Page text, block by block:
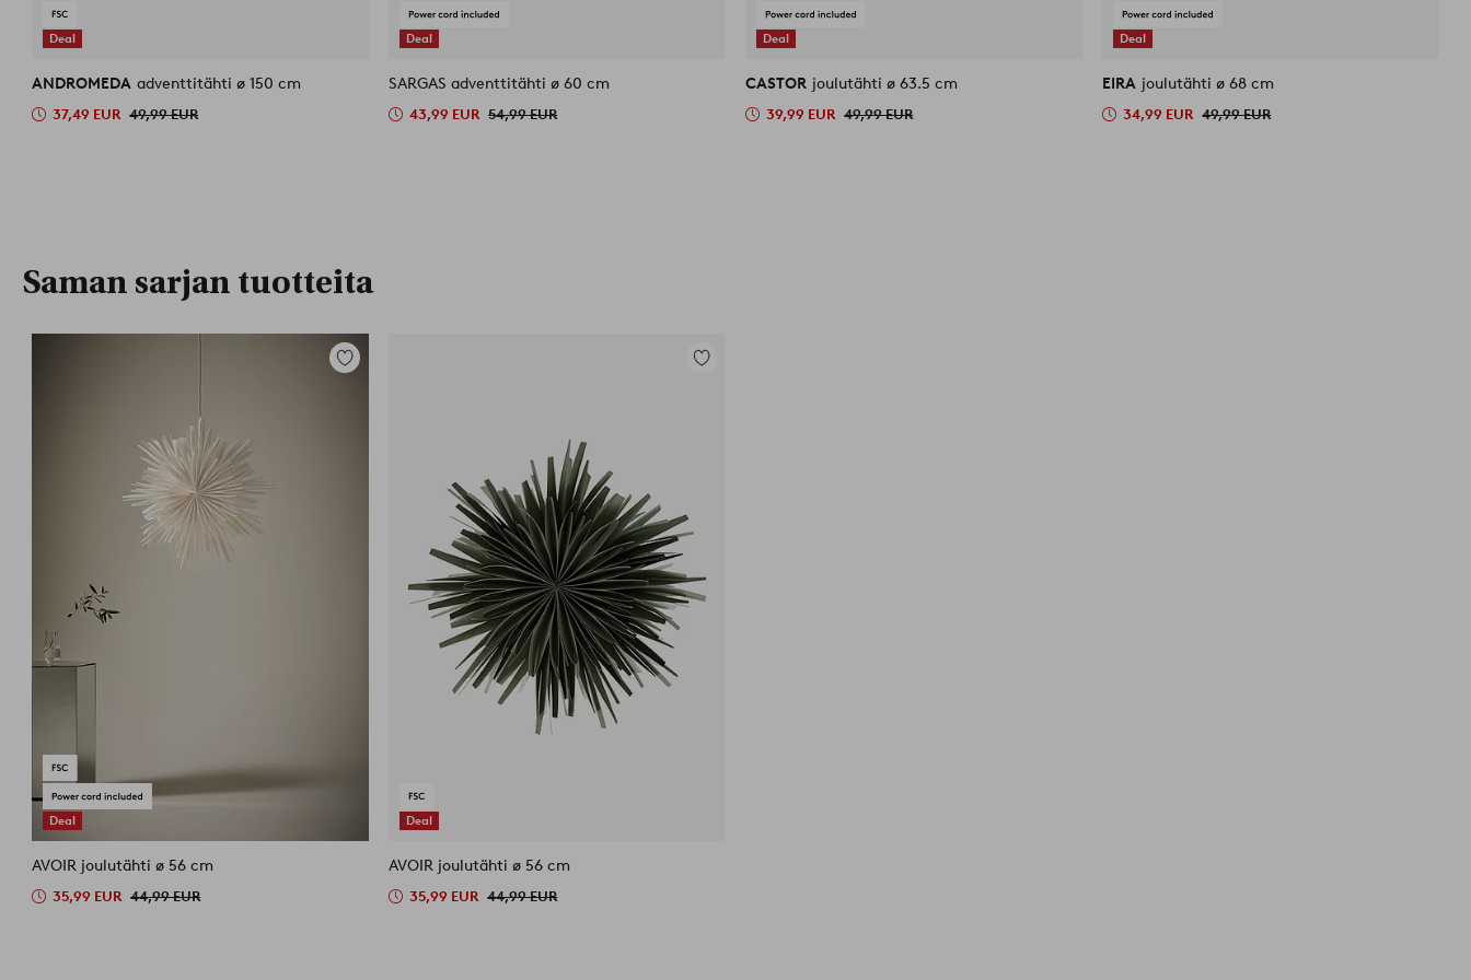
Deal
ANDROMEDA adventtitähti ø 150 cm
37,49 EUR 49,99 EUR
Deal
SARGAS adventtitähti ø 60 cm
43,99 EUR 54,99 EUR
Deal
CASTOR joulutähti ø 63.5 cm
39,99 EUR 49,99 EUR
Deal
EIRA joulutähti ø 68 cm
34,99 EUR 49,99 EUR
Saman sarjan tuotteita
Deal
Lisää
AVOIR joulutähti ø 56 cm
35,99 EUR 44,99 EUR
Deal
Lisää
AVOIR joulutähti ø 56 cm
35,99 EUR 44,99 EUR